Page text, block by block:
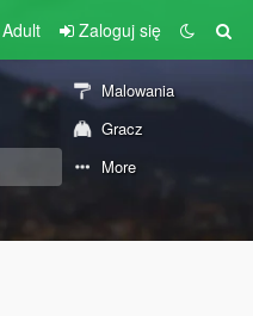
Zaloguj się
Malowania
Gracz
More